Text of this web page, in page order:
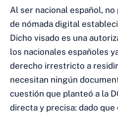
Al ser nacional español,
de nómada digital
Dicho visado es una
los nacionales españoles
derecho irrestricto a
necesitan ningún
cuestión que planteó a la
directa y precisa: dado que